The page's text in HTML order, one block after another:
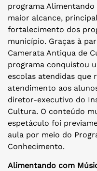
programa Alimentando
maior alcance,
fortalecimento dos
município. Graças à
Camerata Antiqua de
programa conquistou
escolas atendidas que
atendimento aos
diretor-executivo do
Cultura. O conteúdo
espetáculo foi
aula por meio do
Conhecimento.
Alimentando com